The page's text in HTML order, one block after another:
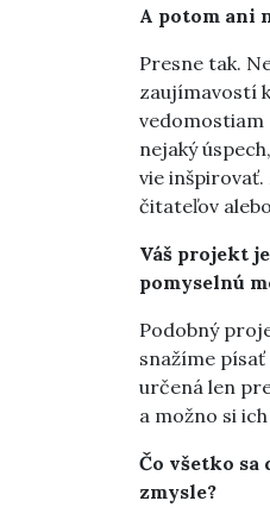
A potom ani
Presne tak.
zaujímavostí
vedomostiam
nejaký
vie inšpirovať.
čitateľov
Váš projekt
pomyselnú
Podobný
snažíme
určená len
a možno si
Čo všetko sa
zmysle?